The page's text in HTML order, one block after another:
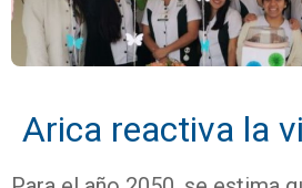
Arica reactiva la